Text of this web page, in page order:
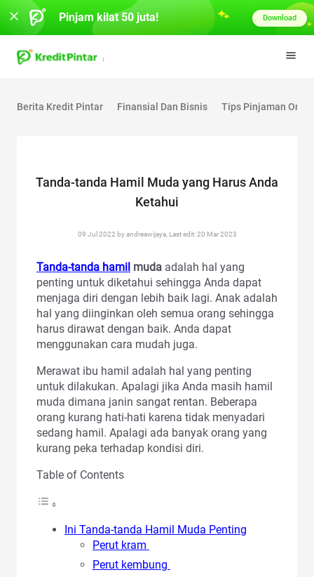
Berita Kredit Pintar Finansial Dan Bisnis Tips Pinjaman
Tanda-tanda Hamil Muda yang Harus Anda
Ketahui
09 Jul 2022 by andreawijaya, Last edit: 20 Mar 2023
Tanda-tanda hamil muda adalah hal yang
penting untuk diketahui sehingga Anda dapat
menjaga diri dengan lebih baik lagi. Anak adalah
hal yang diinginkan oleh semua orang sehingga
harus dirawat dengan baik. Anda dapat
menggunakan cara mudah juga.
Merawat ibu hamil adalah hal yang penting
untuk dilakukan. Apalagi jika Anda masih hamil
muda dimana janin sangat rentan. Beberapa
orang kurang hati-hati karena tidak menyadari
sedang hamil. Apalagi ada banyak orang yang
kurang peka terhadap kondisi diri.
Table of Contents
Ini Tanda-tanda Hamil Muda Penting
Perut kram
Perut kembung
Pinjam kilat 50 juta! Download